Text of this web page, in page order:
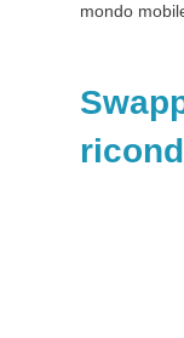
mondo